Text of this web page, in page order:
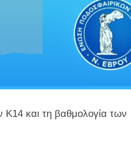
και τη βαθμολογία των